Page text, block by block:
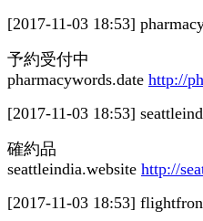
[2017-11-03 18:53]
予約受付中
pharmacywords.date http://
[2017-11-03 18:53]
確約品
seattleindia.website http://
[2017-11-03 18:53]